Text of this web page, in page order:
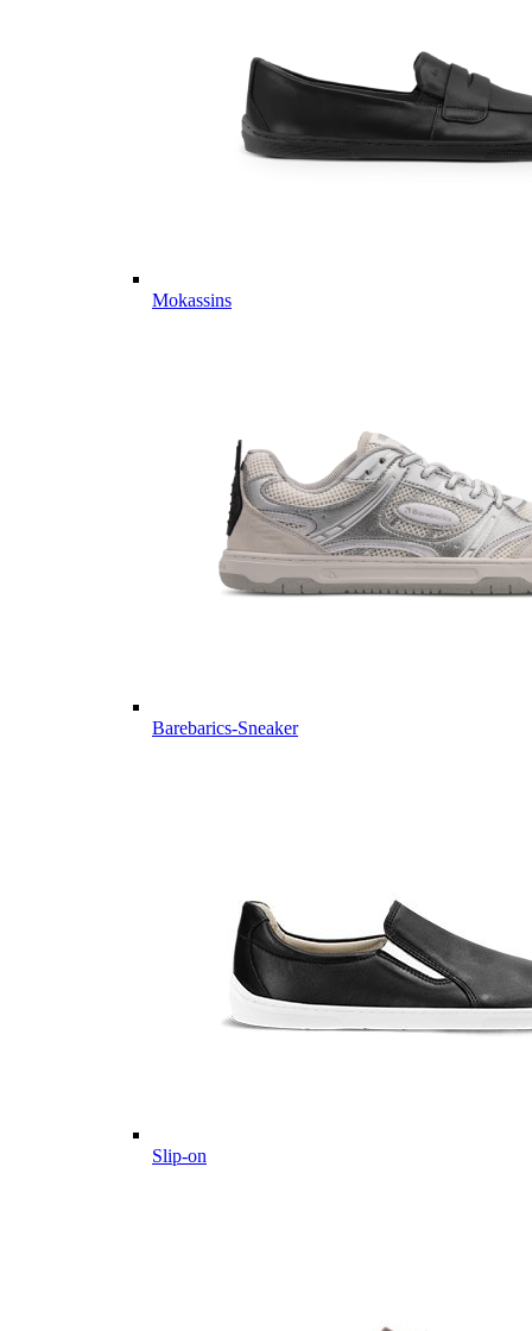
Mokassins
Barebarics-Sneaker
Slip-on